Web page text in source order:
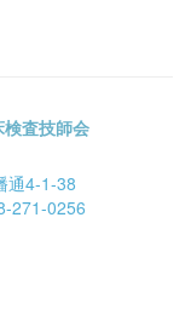
査技師会
通4-1-38
271-0256